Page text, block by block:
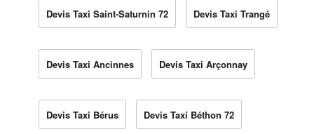
Devis Taxi Saint-Saturnin 72 Devis Taxi Trangé
Devis Taxi Ancinnes Devis Taxi Arçonnay
Devis Taxi Bérus Devis Taxi Béthon 72